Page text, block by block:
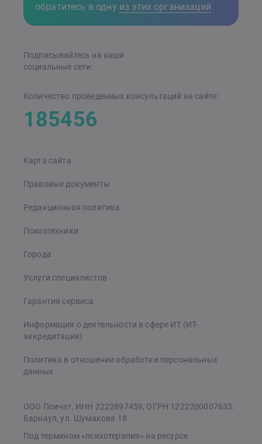
обратитесь в одну из этих организаций
Карта сайта
Правовые документы
Редакционная политика
Психотехники
Города
Услуги специалистов
Гарантия сервиса
Информация о деятельности в сфере ИТ (ИТ-
аккредитация)
Политика в отношении обработки персональных
данных
Подписывайтесь на наши
cоциальные сети:
Количество проведенных консультаций на сайте:
185456
ООО Псичат, ИНН 2222897459, ОГРН 1222200007633.
Барнаул, ул. Шумакова 18
Под термином «психотерапия» на ресурсе